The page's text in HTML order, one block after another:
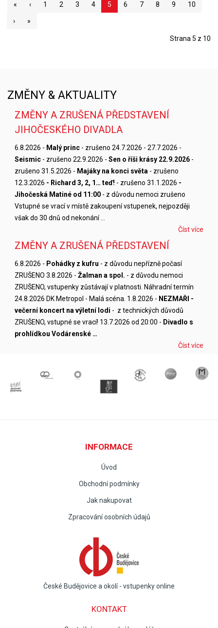
« ‹ 1 2 3 4 5 6 7 8 9 10
› »
Strana 5 z 10
ZMĚNY & AKTUALITY
ZMĚNY A ZRUŠENÁ PŘEDSTAVENÍ
JIHOČESKÉHO DIVADLA
6.8.2026 - Malý princ - zrušeno 24.7.2026 - 27.7.2026 -
Seismic - zrušeno 22.9.2026 - Sen o říši krásy 22.9.2026 -
zrušeno 31.5.2026 - Majáky na konci světa - zrušeno
12.3.2026 - Richard 3, 2, 1… teď! - zrušeno 31.1.2026 -
Jihočeská Matiné od 11:00 - z důvodu nemoci zrušeno
Vstupné se vrací v místě zakoupení vstupenek, nejpozději
však do 30 dnů od nekonání …
Číst více
ZMĚNY A ZRUŠENÁ PŘEDSTAVENÍ
6.8.2026 - Pohádky z kufru - z důvodu nepřízně počasí
ZRUŠENO 3.8.2026 - Žalman a spol. - z důvodu nemoci
ZRUŠENO, vstupenky zůstávají v platnosti. Náhradní termín
24.8.2026 DK Metropol - Malá scéna. 1.8.2026 - NEZMAŘI -
večerní koncert na výletní lodi - z technických důvodů
ZRUŠENO, vstupné se vrací! 13.7.2026 od 20:00 - Divadlo s
prohlídkou Vodárenské …
Číst více
INFORMACE
Úvod
Obchodní podmínky
Jak nakupovat
Zpracování osobních údajů
České Budějovice a okolí - vstupenky online
KONTAKT